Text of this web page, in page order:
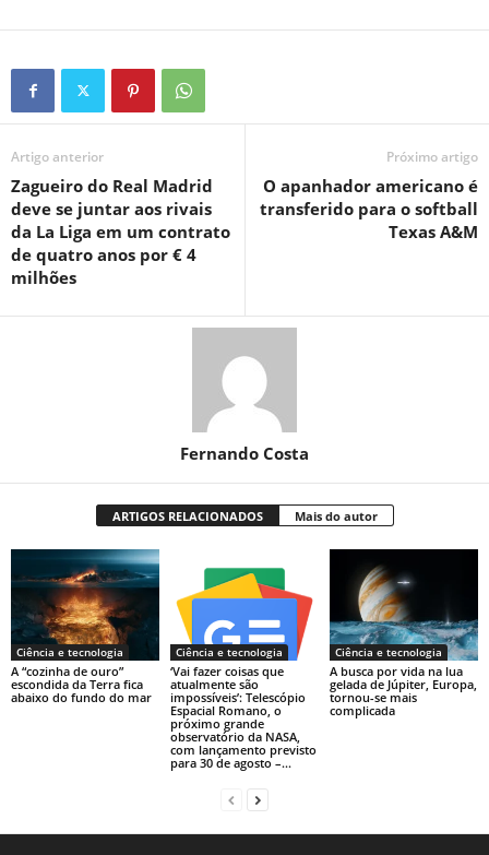
Artigo anterior
Zagueiro do Real Madrid
deve se juntar aos rivais
da La Liga em um contrato
de quatro anos por € 4
milhões
Próximo artigo
O apanhador americano é
transferido para o softball
Texas A&M
Fernando Costa
ARTIGOS RELACIONADOS Mais do autor
Ciência e tecnologia
A “cozinha de ouro”
escondida da Terra fica
abaixo do fundo do mar
Ciência e tecnologia
‘Vai fazer coisas que
atualmente são
impossíveis’: Telescópio
Espacial Romano, o
próximo grande
observatório da NASA,
com lançamento previsto
para 30 de agosto –...
Ciência e tecnologia
A busca por vida na lua
gelada de Júpiter, Europa,
tornou-se mais
complicada